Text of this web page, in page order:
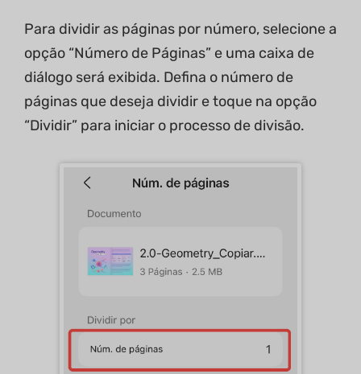
Para dividir as páginas por número, selecione a
opção “Número de Páginas” e uma caixa de
diálogo será exibida. Defina o número de
páginas que deseja dividir e toque na opção
“Dividir” para iniciar o processo de divisão.